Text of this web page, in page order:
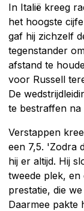
In Italië kreeg
het hoogste
gaf hij zichzelf
tegenstander
afstand te
voor Russell
De
te bestraffen na
Verstappen
een 7,5. 'Zodra
hij er altijd. Hij
tweede plek, en
prestatie, die
Daarmee pakte